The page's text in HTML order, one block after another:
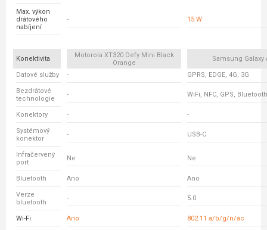
Max. výkon
drátového
nabíjení
- 15 W
Konektivita
Motorola XT320 Defy Mini Black
Orange
Samsung Galaxy
Datové služby - GPRS, EDGE, 4G, 3G
Bezdrátové
technologie
- WiFi, NFC, GPS, Bluetooth
Konektory - -
Systémový
konektor
- USB-C
Infračervený
port
Ne Ne
Bluetooth Ano Ano
Verze
bluetooth
- 5.0
Wi-Fi Ano 802.11 a/b/g/n/ac